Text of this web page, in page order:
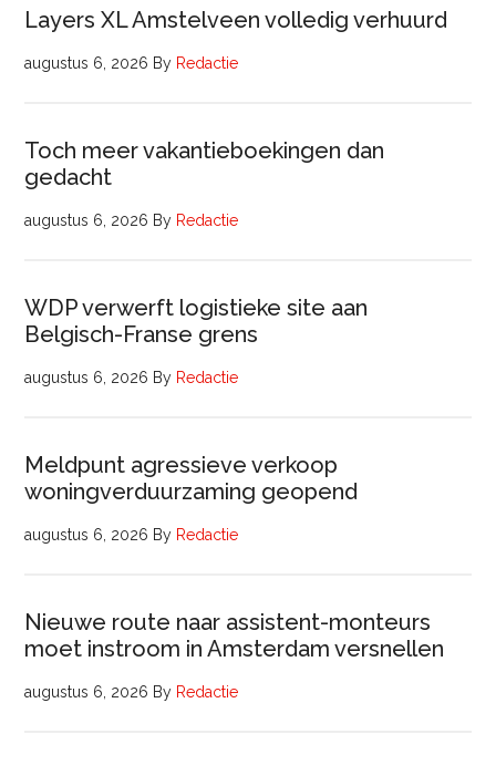
Layers XL Amstelveen volledig verhuurd
augustus 6, 2026 By Redactie
Toch meer vakantieboekingen dan
gedacht
augustus 6, 2026 By Redactie
WDP verwerft logistieke site aan
Belgisch-Franse grens
augustus 6, 2026 By Redactie
Meldpunt agressieve verkoop
woningverduurzaming geopend
augustus 6, 2026 By Redactie
Nieuwe route naar assistent-monteurs
moet instroom in Amsterdam versnellen
augustus 6, 2026 By Redactie